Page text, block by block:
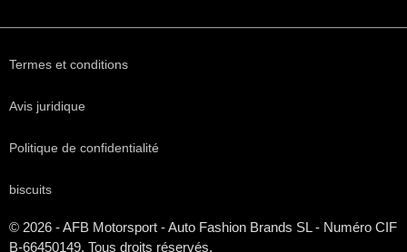
Termes et conditions
Avis juridique
Politique de confidentialité
biscuits
© 2026 - AFB Motorsport - Auto Fashion Brands SL- Numéro CIF
B-66450149. Tous droits réservés.